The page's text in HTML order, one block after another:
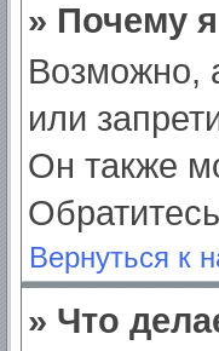
» Почему
Возможно,
или
Он также
Вернуться к
» Что